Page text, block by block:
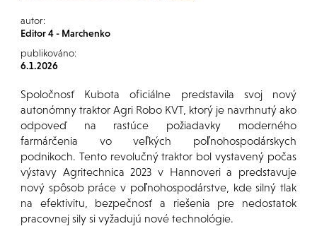
autor:
Editor 4 - Marchenko
publikováno:
6.1.2026
Spoločnosť Kubota oficiálne predstavila svoj nový
autonómny traktor Agri Robo KVT, ktorý je navrhnutý ako
odpoveď na rastúce požiadavky moderného
farmárčenia vo veľkých poľnohospodárskych
podnikoch. Tento revolučný traktor bol vystavený počas
výstavy Agritechnica 2023 v Hannoveri a predstavuje
nový spôsob práce v poľnohospodárstve, kde silný tlak
na efektivitu, bezpečnosť a riešenia pre nedostatok
pracovnej sily si vyžadujú nové technológie.